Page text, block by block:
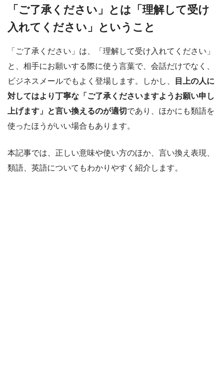
「ご了承ください」とは「理解して受け
入れてください」ということ
「ご了承ください」は、「理解して受け入れてください」
と、相手にお願いする際に使う言葉で、会話だけでなく、
ビジネスメールでもよく登場します。しかし、
目上の人に
対してはより丁寧な「ご了承くださいますようお願い申し
上げます」と言い換えるのが適切 であり、ほかにも類語を
使ったほうがいい場合もあります。
本記事では、正しい意味や使い方のほか、言い換え表現、
類語、英語についてもわかりやすく紹介します。